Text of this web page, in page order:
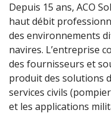
Depuis 15 ans, ACO
haut débit
des environnements
navires. L’entreprise
des fournisseurs et
produit des solutions
services civils
et les applications